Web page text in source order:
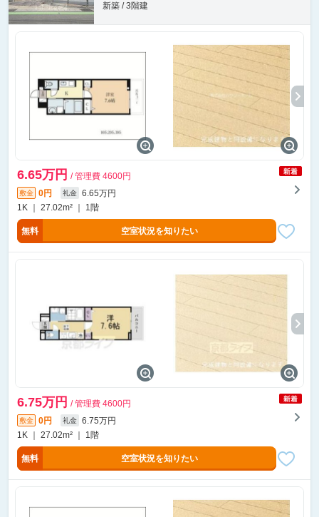
新築 / 3階建
6.65万円 / 管理費 4600円
敷金 0円 礼金
6.65万円
1K ｜ 27.02m² ｜ 1階
無料 空室状況を知りたい
6.75万円 / 管理費 4600円
敷金 0円 礼金
6.75万円
1K ｜ 27.02m² ｜ 1階
無料 空室状況を知りたい